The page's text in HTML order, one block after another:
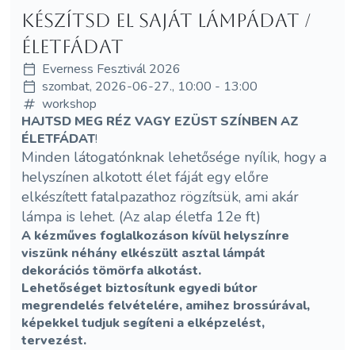
Készítsd el saját lámpádat /
életfádat
Everness Fesztivál 2026
szombat, 2026-06-27., 10:00 - 13:00
workshop
HAJTSD MEG RÉZ VAGY EZÜST SZÍNBEN AZ
ÉLETFÁDAT!
Minden látogatónknak lehetősége nyílik, hogy a
helyszínen alkotott élet fáját egy előre
elkészített fatalpazathoz rögzítsük, ami akár
lámpa is lehet. (Az alap életfa 12e ft)
A kézműves foglalkozáson kívül helyszínre
viszünk néhány elkészült asztal lámpát
dekorációs tömörfa alkotást.
Lehetőséget biztosítunk egyedi bútor
megrendelés felvételére, amihez brossúrával,
képekkel tudjuk segíteni a elképzelést,
tervezést.